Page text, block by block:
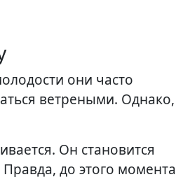
они часто
ветреными. Однако,
Он становится
до этого момента